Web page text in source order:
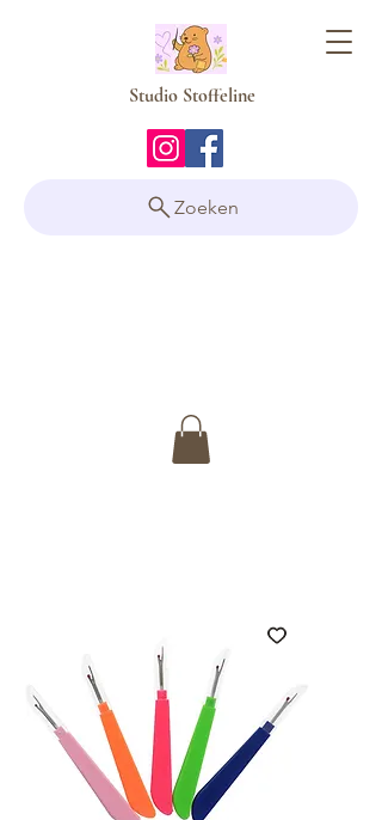
Studio Stoffeline
Zoeken